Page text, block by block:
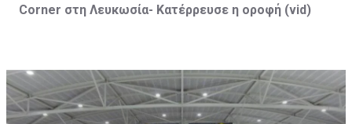
Corner στη Λευκωσία- Κατέρρευσε η οροφή (vid )